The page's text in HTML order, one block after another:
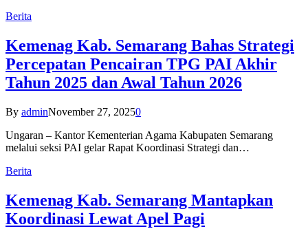
Berita
Kemenag Kab. Semarang Bahas Strategi
Percepatan Pencairan TPG PAI Akhir
Tahun 2025 dan Awal Tahun 2026
By adminNovember 27, 20250
Ungaran – Kantor Kementerian Agama Kabupaten Semarang
melalui seksi PAI gelar Rapat Koordinasi Strategi dan…
Berita
Kemenag Kab. Semarang Mantapkan
Koordinasi Lewat Apel Pagi